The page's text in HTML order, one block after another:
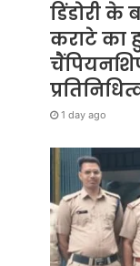
डिंडोरी के
कराटे का
1 day ago